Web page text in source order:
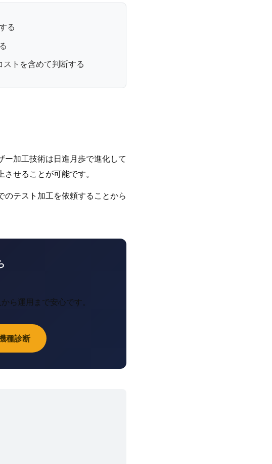
る
トを含めて判断する
加工技術は日進月歩で進化して
せることが可能です。
テスト加工を依頼することから
ら運用まで安心です。
種診断